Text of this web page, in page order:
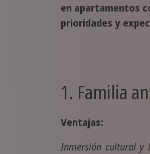
en apartamentos
prioridades y
1. Familia
Ventajas:
Inmersión cultural y